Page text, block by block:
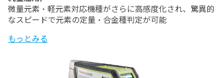
微量元素・軽元素対応機種がさらに高感度化され、驚異的
なスピードで元素の定量・合金種判定が可能
もっとみる